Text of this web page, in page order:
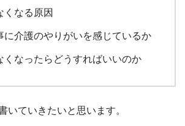
くなる原因
に介護のやりがいを感じているか
くなったらどうすればいいのか
いていきたいと思います。